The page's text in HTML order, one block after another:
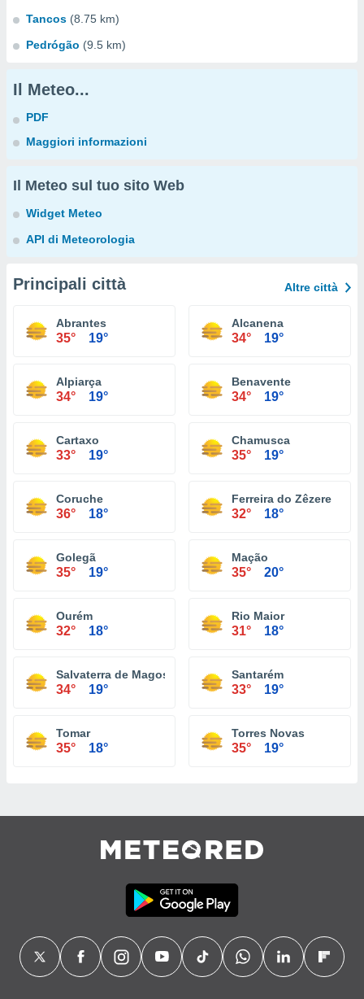
Tancos (8.75 km)
Pedrógão (9.5 km)
Il Meteo...
PDF
Maggiori informazioni
Il Meteo sul tuo sito Web
Widget Meteo
API di Meteorologia
Principali città Altre città
Abrantes
35° 19°
Alcanena
34° 19°
Alpiarça
34° 19°
Benavente
34° 19°
Cartaxo
33° 19°
Chamusca
35° 19°
Coruche
36° 18°
Ferreira do Zêzere
32° 18°
Golegã
35° 19°
Mação
35° 20°
Ourém
32° 18°
Rio Maior
31° 18°
Salvaterra de Magos
34° 19°
Santarém
33° 19°
Tomar
35° 18°
Torres Novas
35° 19°